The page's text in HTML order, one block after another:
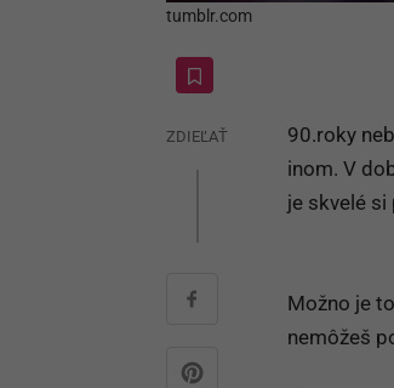
tumblr.com
ZDIEĽAŤ
90.roky
inom. V
je skvelé
Možno je
nemôžeš